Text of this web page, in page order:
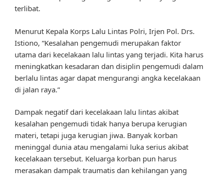
terlibat.
Menurut Kepala Korps Lalu Lintas Polri, Irjen Pol. Drs.
Istiono, “Kesalahan pengemudi merupakan faktor
utama dari kecelakaan lalu lintas yang terjadi. Kita harus
meningkatkan kesadaran dan disiplin pengemudi dalam
berlalu lintas agar dapat mengurangi angka kecelakaan
di jalan raya.”
Dampak negatif dari kecelakaan lalu lintas akibat
kesalahan pengemudi tidak hanya berupa kerugian
materi, tetapi juga kerugian jiwa. Banyak korban
meninggal dunia atau mengalami luka serius akibat
kecelakaan tersebut. Keluarga korban pun harus
merasakan dampak traumatis dan kehilangan yang